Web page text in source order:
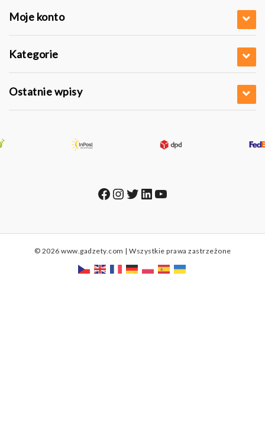
Moje konto
Kategorie
Ostatnie wpisy
Facebook
Instagram
Twitter
LinkedIn
YouTube
© 2026 www.gadzety.com | Wszystkie prawa zastrzeżone